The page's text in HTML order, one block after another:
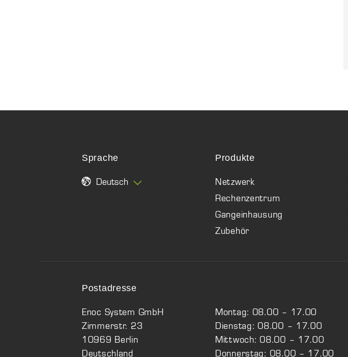
Sprache
Deutsch
Produkte
Netzwerk
Rechenzentrum
Gangeinhausung
Zubehör
Postadresse
Enoc System GmbH
Zimmerstr. 23
10969 Berlin
Deutschland
Montag: 08.00 – 17.00
Dienstag: 08.00 – 17.00
Mittwoch: 08.00 – 17.00
Donnerstag: 08.00 – 17.00